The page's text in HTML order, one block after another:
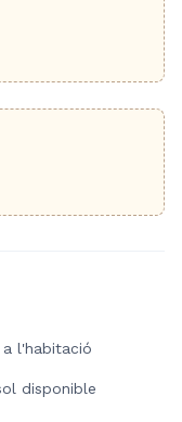
a l'habitació
disponible